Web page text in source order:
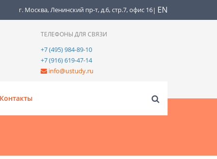
г. Москва, Ленинский пр-т, д.6, стр.7, офис 16| EN
ТЕЛЕФОНЫ ДЛЯ СВЯЗИ
+7 (495) 984-89-10
+7 (916) 619-47-14
info@ustudy.ru
Контакты